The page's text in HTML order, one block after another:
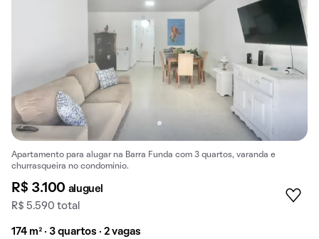
Apartamento para alugar na Barra Funda com 3 quartos, varanda e
churrasqueira no condomínio.
R$ 3.100 aluguel
R$ 5.590 total
174 m² · 3 quartos · 2 vagas